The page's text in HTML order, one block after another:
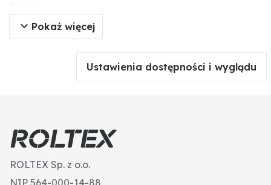
• Hand- und Fingerrücken frei
• Daumen vollständig ummantelt
• ideal für Forst- und Gartenarbeit
Pokaż więcej
Ustawienia dostępności i wyglądu
ROLTEX Sp. z o.o.
NIP 564-000-14-88